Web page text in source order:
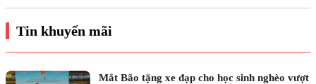
Tin khuyến mãi
Mắt Bão tặng xe đạp cho học sinh nghèo vượt